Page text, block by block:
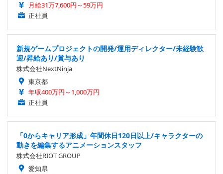
月給31万7,600円～59万円
正社員
新規ゲームプロジェクトの開発/運用ディレクター/未経験歓
迎/昇給あり/賞与あり
株式会社NextNinja
東京都
年収400万円～1,000万円
正社員
「0からキャリア形成」年間休日120日以上/キャラクターの
動きを編集するアニメーションスタッフ
株式会社RIOT GROUP
愛知県